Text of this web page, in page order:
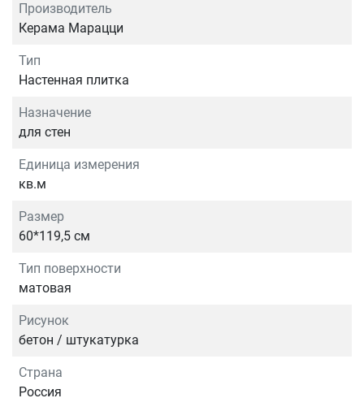
Производитель
Керама Марацци
Тип
Настенная плитка
Назначение
для стен
Единица измерения
кв.м
Размер
60*119,5 см
Тип поверхности
матовая
Рисунок
бетон / штукатурка
Страна
Россия